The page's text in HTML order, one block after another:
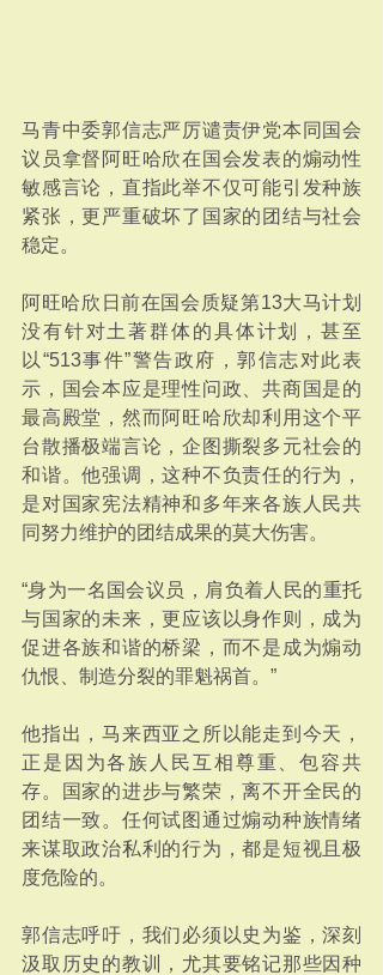
马青中委郭信志严厉谴责伊党本同国会
议员拿督阿旺哈欣在国会发表的煽动性
敏感言论，直指此举不仅可能引发种族
紧张，更严重破坏了国家的团结与社会
稳定。
阿旺哈欣日前在国会质疑第13大马计划
没有针对土著群体的具体计划，甚至
以“513事件”警告政府，郭信志对此表
示，国会本应是理性问政、共商国是的
最高殿堂，然而阿旺哈欣却利用这个平
台散播极端言论，企图撕裂多元社会的
和谐。他强调，这种不负责任的行为，
是对国家宪法精神和多年来各族人民共
同努力维护的团结成果的莫大伤害。
“身为一名国会议员，肩负着人民的重托
与国家的未来，更应该以身作则，成为
促进各族和谐的桥梁，而不是成为煽动
仇恨、制造分裂的罪魁祸首。”
他指出，马来西亚之所以能走到今天，
正是因为各族人民互相尊重、包容共
存。国家的进步与繁荣，离不开全民的
团结一致。任何试图通过煽动种族情绪
来谋取政治私利的行为，都是短视且极
度危险的。
郭信志呼吁，我们必须以史为鉴，深刻
汲取历史的教训，尤其要铭记那些因种